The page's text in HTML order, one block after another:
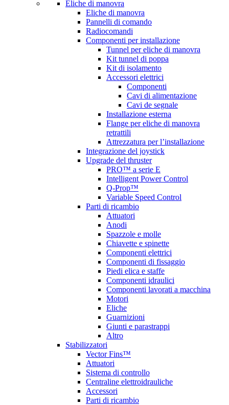
Eliche di manovra
Eliche di manovra
Pannelli di comando
Radiocomandi
Componenti per installazione
Tunnel per eliche di manovra
Kit tunnel di poppa
Kit di isolamento
Accessori elettrici
Componenti
Cavi di alimentazione
Cavi de segnale
Installazione esterna
Flange per eliche di manovra
retrattili
Attrezzatura per l’installazione
Integrazione del joystick
Upgrade del thruster
PRO™ a serie E
Intelligent Power Control
Q-Prop™
Variable Speed Control
Parti di ricambio
Attuatori
Anodi
Spazzole e molle
Chiavette e spinette
Componenti elettrici
Componenti di fissaggio
Piedi elica e staffe
Componenti idraulici
Componenti lavorati a macchina
Motori
Eliche
Guarnizioni
Giunti e parastrappi
Altro
Stabilizzatori
Vector Fins™
Attuatori
Sistema di controllo
Centraline elettroidrauliche
Accessori
Parti di ricambio